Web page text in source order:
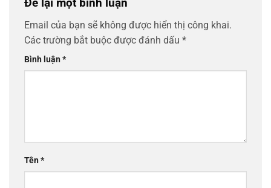
Email của bạn sẽ không được hiển thị công khai.
Các trường bắt buộc được đánh dấu *
Bình luận*
Tên*